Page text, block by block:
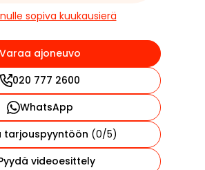
sopiva kuukausierä
Varaa ajoneuvo
020 777 2600
WhatsApp
tarjouspyyntöön (0/5)
videoesittely